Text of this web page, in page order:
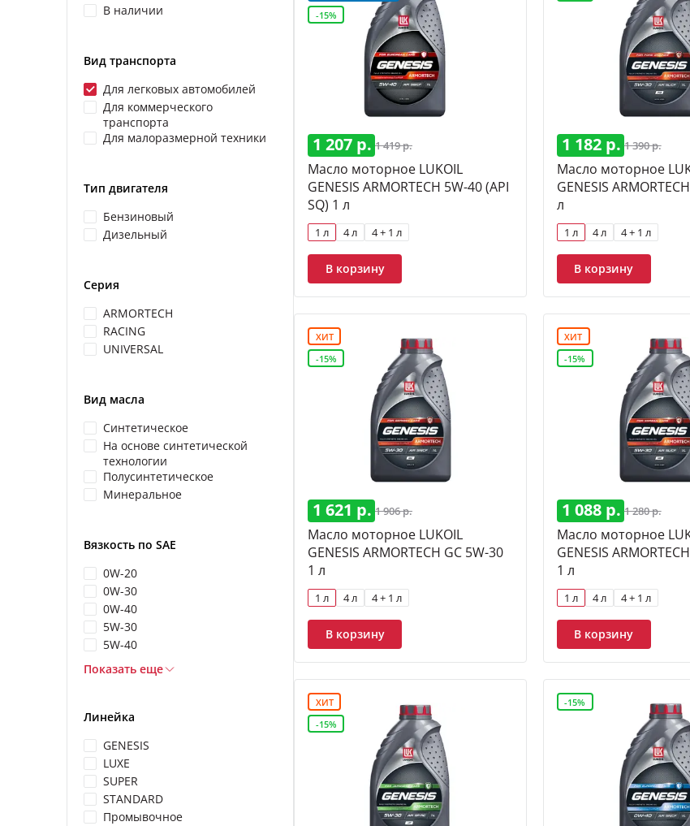
В наличии
Вид транспорта
Для легковых автомобилей
Для коммерческого
транспорта
Для малоразмерной техники
Тип двигателя
Бензиновый
Дизельный
Серия
ARMORTECH
RACING
UNIVERSAL
Вид масла
Синтетическое
На основе синтетической
технологии
Полусинтетическое
Минеральное
Вязкость по SAE
0W-20
0W-30
0W-40
5W-30
5W-40
Показать еще
Линейка
GENESIS
LUXE
SUPER
STANDARD
Промывочное
Синтетические LUXE
LUXE Синтетические
На основе синтетической технологии
Полусинтетические
Промывочные
Полусинтетические 10W-40 Минеральные 10W-
Минеральные 15W-40
-15%
1 207 р. 1 419 р.
Масло моторное LUKOIL
GENESIS ARMORTECH 5W-40 (API
SQ) 1 л
1 л 4 л 4 + 1 л
В корзину
1 182 р. 1 390 р.
Масло моторное
GENESIS
л
1 л 4 л 4 + 1 л
В корзину
ХИТ
-15%
1 621 р. 1 906 р.
Масло моторное LUKOIL
GENESIS ARMORTECH GC 5W-30
1 л
1 л 4 л 4 + 1 л
В корзину
ХИТ
-15%
1 088 р. 1 280 р.
Масло моторное
GENESIS
1 л
1 л 4 л 4 + 1 л
В корзину
ХИТ
-15%
-15%